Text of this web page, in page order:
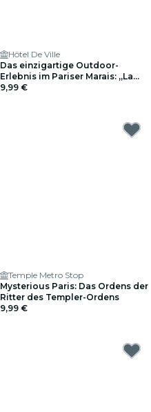
Hôtel De Ville
Das einzigartige Outdoor-
Erlebnis im Pariser Marais: „La
note mystérieuse“
9,99 €
Temple Metro Stop
Mysterious Paris: Das Ordens der
Ritter des Templer-Ordens
9,99 €